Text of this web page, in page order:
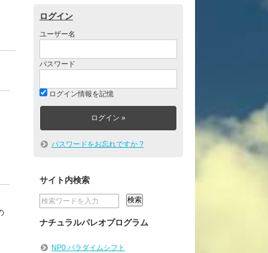
ログイン
ユーザー名
パスワード
ログイン情報を記憶
パスワードをお忘れですか ?
サイト内検索
ナチュラルパレオプログラム
NP0 パラダイムシフト